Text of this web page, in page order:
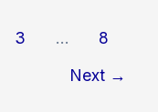
3 …
8
Next →